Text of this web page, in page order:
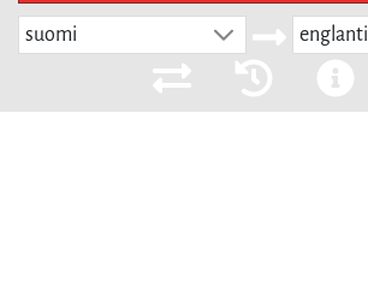
suomi englanti